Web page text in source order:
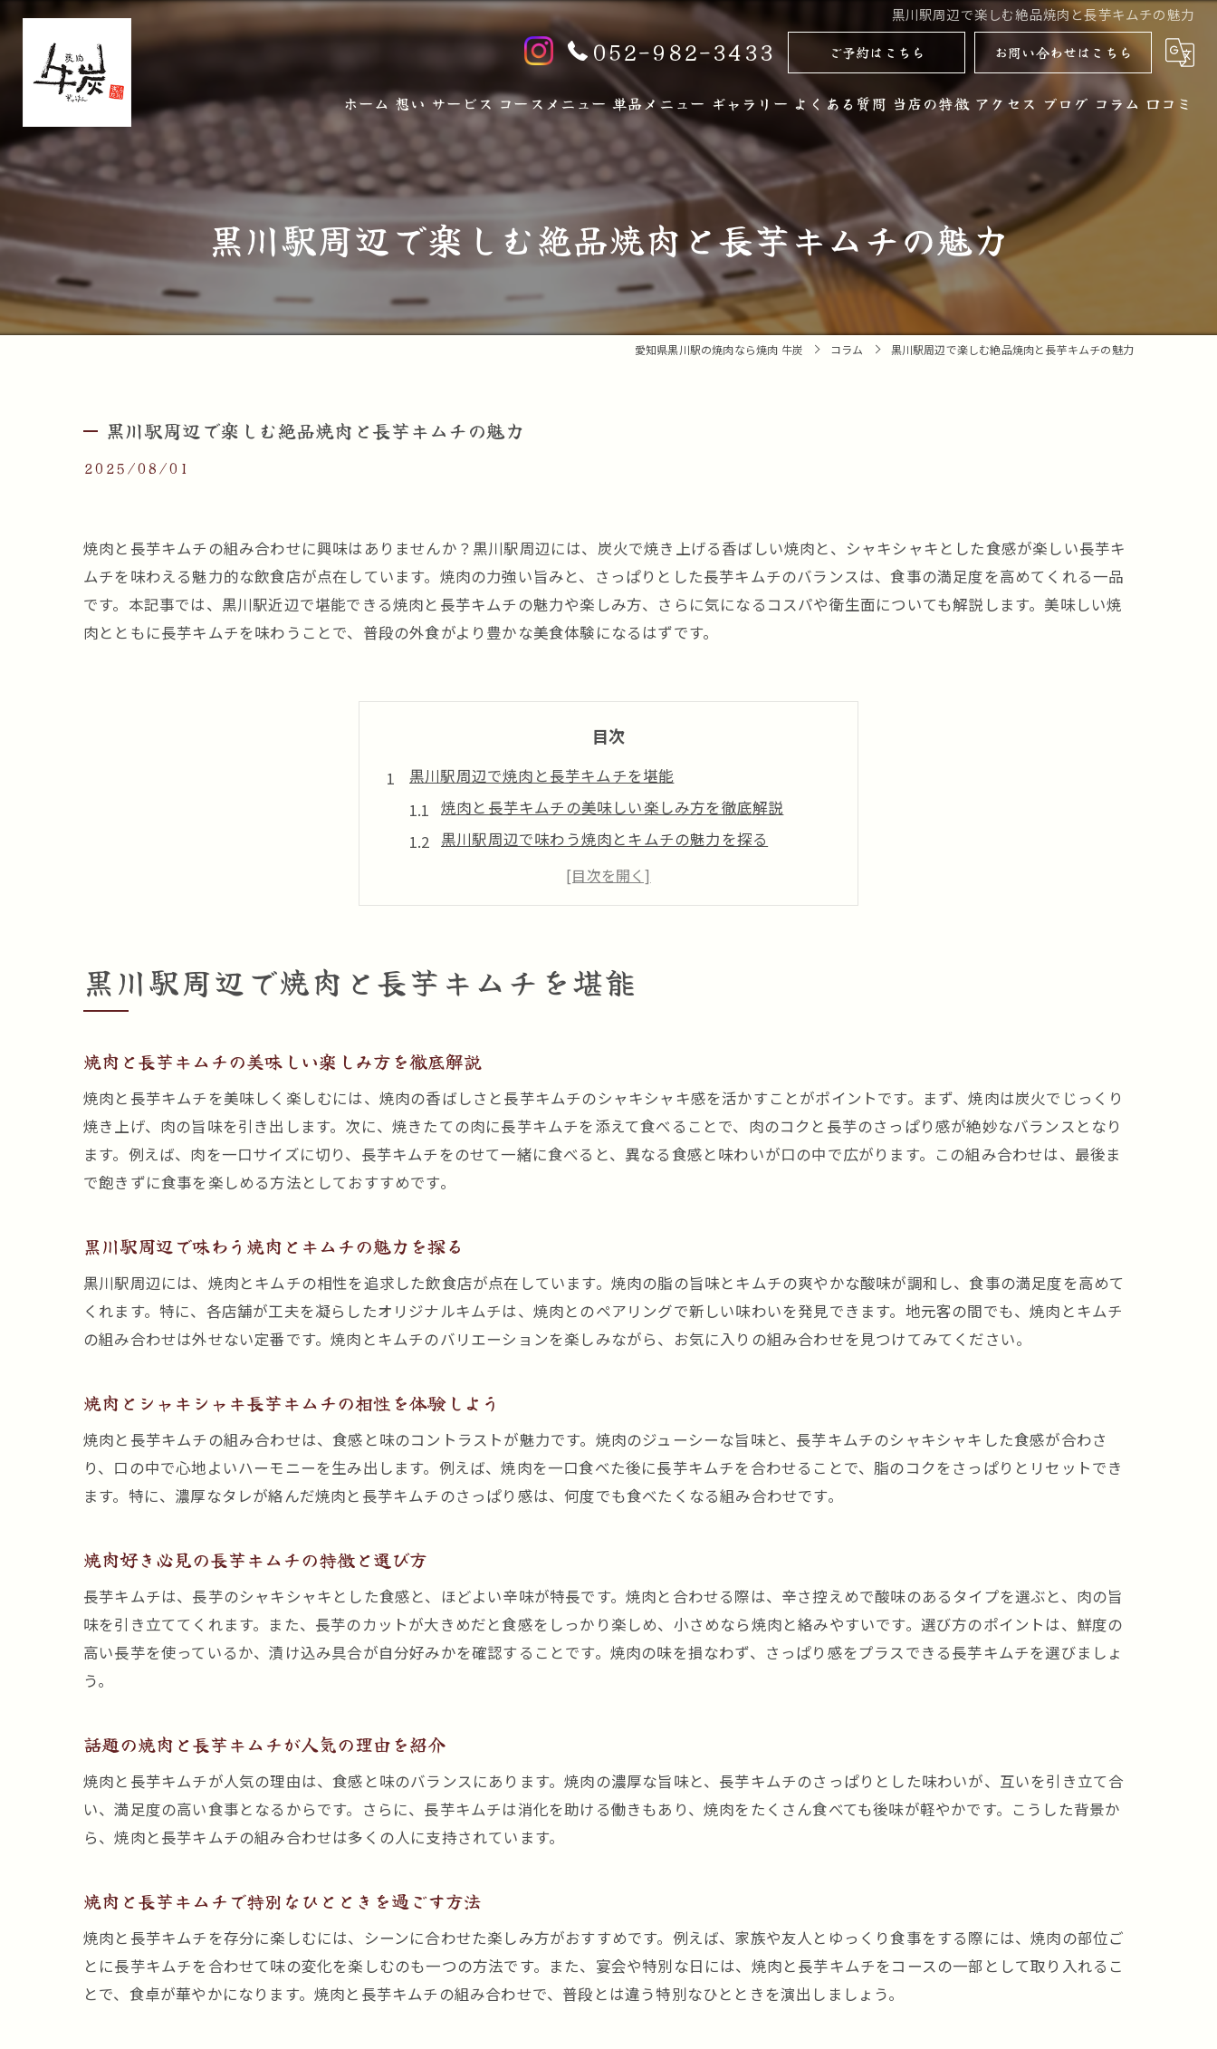
黒川駅周辺で楽しむ絶品焼肉と長芋キムチの魅力
052-982-3433 ご予約はこちら お問い合わせはこちら
ホーム 想い サービス コースメニュー 単品メニュー ギャラリー よくある質問 当店の特徴
お酒
ノンアルコール
コース
デザート
アクセス ブログ コラム 口コミ
黒川駅周辺で楽しむ絶品焼肉と長芋キムチの魅力
愛知県黒川駅の焼肉なら焼肉 牛炭 コラム 黒川駅周辺で楽しむ絶品焼肉と長芋キムチの魅力
黒川駅周辺で楽しむ絶品焼肉と長芋キムチの魅力
2025/08/01
焼肉と長芋キムチの組み合わせに興味はありませんか？黒川駅周辺には、炭火で焼き上げる香ばしい焼肉と、シャキシャキとした食感が楽しい長芋キ
ムチを味わえる魅力的な飲食店が点在しています。焼肉の力強い旨みと、さっぱりとした長芋キムチのバランスは、食事の満足度を高めてくれる一品
です。本記事では、黒川駅近辺で堪能できる焼肉と長芋キムチの魅力や楽しみ方、さらに気になるコスパや衛生面についても解説します。美味しい焼
肉とともに長芋キムチを味わうことで、普段の外食がより豊かな美食体験になるはずです。
目次
黒川駅周辺で焼肉と長芋キムチを堪能
焼肉と長芋キムチの美味しい楽しみ方を徹底解説
黒川駅周辺で味わう焼肉とキムチの魅力を探る
焼肉とシャキシャキ長芋キムチの相性を体験しよう
焼肉好き必見の長芋キムチの特徴と選び方
焼肉と長芋キムチで特別なひとときを過ごす方法
炭火焼肉の旨みと長芋キムチの調和を楽しむ
焼肉と合わせる長芋キムチのおすすめの食べ方
炭火焼肉と長芋キムチで感じる絶妙なハーモニー
焼肉とキムチが引き立て合う味覚の新発見
炭火焼肉の香ばしさと長芋キムチの爽やかさ
焼肉と長芋キムチの調和を楽しむコツを伝授
焼肉と長芋キムチの食感の違いを楽しむ方法
長芋キムチならではのシャキシャキ感が焼肉に合う理由
焼肉のジューシーさと長芋キムチの爽快感が好相性
新感覚の焼肉体験を長芋キムチとともに味わう
焼肉好きが長芋キムチに注目するポイント
とろける焼肉を味わうなら長芋キムチも一緒に
焼肉のとろける旨みと長芋キムチの絶妙な組み合わせ
焼肉をより美味しくする長芋キムチの食べ方とは
焼肉に欠かせない長芋キムチの魅力を伝える
焼肉と長芋キムチの楽しみ方をもっと広げよう
焼肉好きが語る長芋キムチの魅力と楽しみ方
焼肉ファン必見の長芋キムチの魅力を深掘り
焼肉に合う長芋キムチの選び方とポイント
焼肉と長芋キムチのコスパ最強な楽しみ方ガイド
焼肉好きが選ぶお得な長芋キムチ活用術
焼肉と長芋キムチで満足度を高める工夫
黒川駅周辺で焼肉と長芋キムチを堪能
焼肉と長芋キムチの美味しい楽しみ方を徹底解説
焼肉と長芋キムチを美味しく楽しむには、焼肉の香ばしさと長芋キムチのシャキシャキ感を活かすことがポイントです。まず、焼肉は炭火でじっくり
焼き上げ、肉の旨味を引き出します。次に、焼きたての肉に長芋キムチを添えて食べることで、肉のコクと長芋のさっぱり感が絶妙なバランスとなり
ます。例えば、肉を一口サイズに切り、長芋キムチをのせて一緒に食べると、異なる食感と味わいが口の中で広がります。この組み合わせは、最後ま
で飽きずに食事を楽しめる方法としておすすめです。
黒川駅周辺で味わう焼肉とキムチの魅力を探る
黒川駅周辺には、焼肉とキムチの相性を追求した飲食店が点在しています。焼肉の脂の旨味とキムチの爽やかな酸味が調和し、食事の満足度を高めて
くれます。特に、各店舗が工夫を凝らしたオリジナルキムチは、焼肉とのペアリングで新しい味わいを発見できます。地元客の間でも、焼肉とキムチ
の組み合わせは外せない定番です。焼肉とキムチのバリエーションを楽しみながら、お気に入りの組み合わせを見つけてみてください。
焼肉とシャキシャキ長芋キムチの相性を体験しよう
焼肉と長芋キムチの組み合わせは、食感と味のコントラストが魅力です。焼肉のジューシーな旨味と、長芋キムチのシャキシャキした食感が合わさ
り、口の中で心地よいハーモニーを生み出します。例えば、焼肉を一口食べた後に長芋キムチを合わせることで、脂のコクをさっぱりとリセットでき
ます。特に、濃厚なタレが絡んだ焼肉と長芋キムチのさっぱり感は、何度でも食べたくなる組み合わせです。
焼肉好き必見の長芋キムチの特徴と選び方
長芋キムチは、長芋のシャキシャキとした食感と、ほどよい辛味が特長です。焼肉と合わせる際は、辛さ控えめで酸味のあるタイプを選ぶと、肉の旨
味を引き立ててくれます。また、長芋のカットが大きめだと食感をしっかり楽しめ、小さめなら焼肉と絡みやすいです。選び方のポイントは、鮮度の
高い長芋を使っているか、漬け込み具合が自分好みかを確認することです。焼肉の味を損なわず、さっぱり感をプラスできる長芋キムチを選びましょ
う。
話題の焼肉と長芋キムチが人気の理由を紹介
焼肉と長芋キムチが人気の理由は、食感と味のバランスにあります。焼肉の濃厚な旨味と、長芋キムチのさっぱりとした味わいが、互いを引き立て合
い、満足度の高い食事となるからです。さらに、長芋キムチは消化を助ける働きもあり、焼肉をたくさん食べても後味が軽やかです。こうした背景か
ら、焼肉と長芋キムチの組み合わせは多くの人に支持されています。
焼肉と長芋キムチで特別なひとときを過ごす方法
焼肉と長芋キムチを存分に楽しむには、シーンに合わせた楽しみ方がおすすめです。例えば、家族や友人とゆっくり食事をする際には、焼肉の部位ご
とに長芋キムチを合わせて味の変化を楽しむのも一つの方法です。また、宴会や特別な日には、焼肉と長芋キムチをコースの一部として取り入れるこ
とで、食卓が華やかになります。焼肉と長芋キムチの組み合わせで、普段とは違う特別なひとときを演出しましょう。